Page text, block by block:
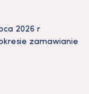
2026 r
zamawianie